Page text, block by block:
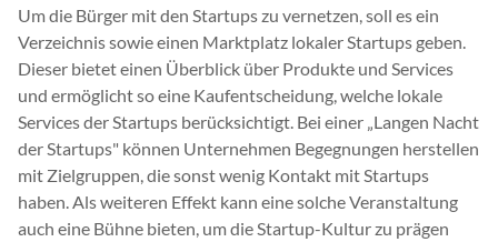
Um die Bürger mit den Startups zu vernetzen, soll es ein
Verzeichnis sowie einen Marktplatz lokaler Startups geben.
Dieser bietet einen Überblick über Produkte und Services
und ermöglicht so eine Kaufentscheidung, welche lokale
Services der Startups berücksichtigt. Bei einer „Langen Nacht
der Startups" können Unternehmen Begegnungen herstellen
mit Zielgruppen, die sonst wenig Kontakt mit Startups
haben. Als weiteren Effekt kann eine solche Veranstaltung
auch eine Bühne bieten, um die Startup-Kultur zu prägen